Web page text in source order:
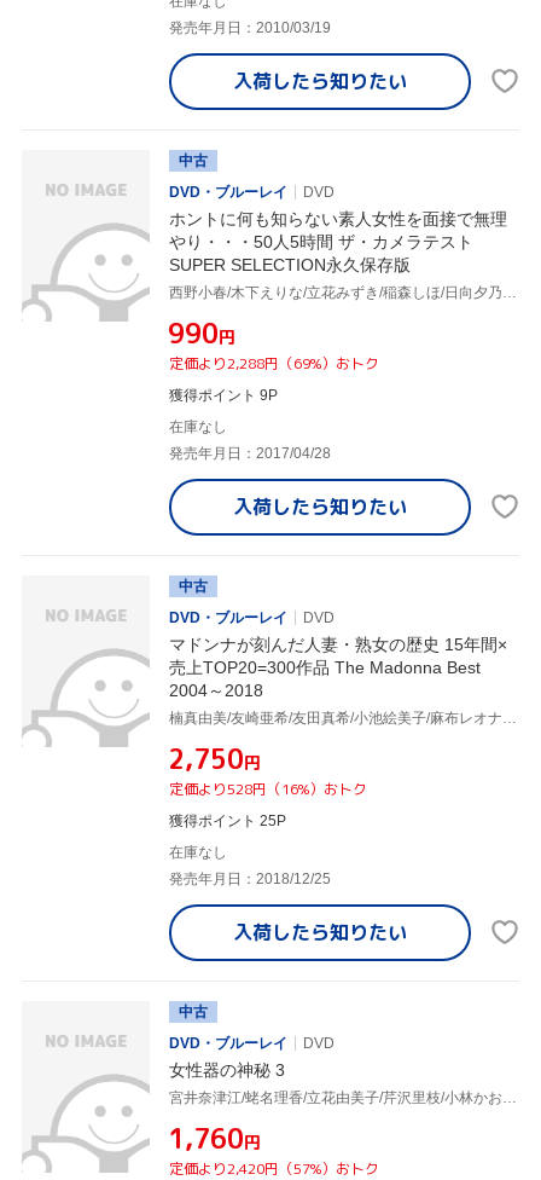
発売年月日：2010/03/19
入荷したら知りたい
中古
DVD・ブルーレイ
DVD
ホントに何も知らない素人女性を面接で無理
やり・・・50人5時間 ザ・カメラテスト
SUPER SELECTION永久保存版
¥990円
定価より2,288円（69%）おトク
獲得ポイント 9P
在庫なし
発売年月日：2017/04/28
入荷したら知りたい
中古
DVD・ブルーレイ
DVD
マドンナが刻んだ人妻・熟女の歴史 15年間×
売上TOP20=300作品 The Madonna Best
2004～2018
¥2,750円
定価より528円（16%）おトク
獲得ポイント 25P
在庫なし
発売年月日：2018/12/25
入荷したら知りたい
中古
DVD・ブルーレイ
DVD
女性器の神秘 3
¥1,760円
定価より2,420円（57%）おトク